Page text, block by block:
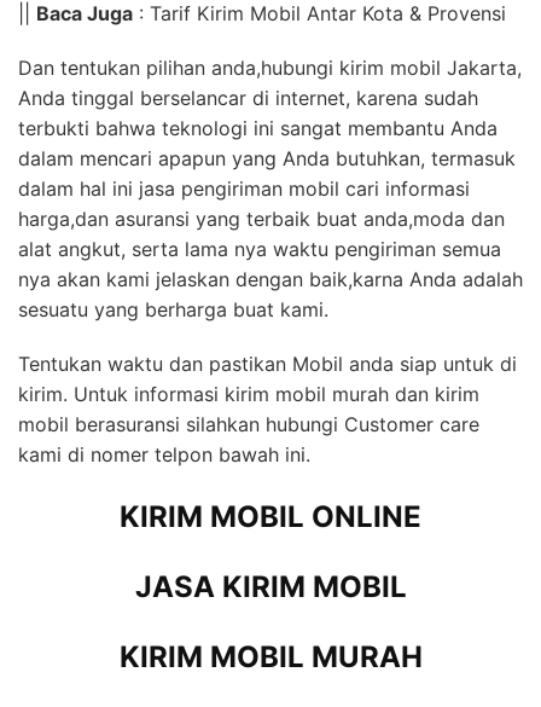
Baca Juga : Tarif Kirim Mobil Antar Kota & Provensi
Dan tentukan pilihan anda,hubungi kirim mobil Jakarta,
Anda tinggal berselancar di internet, karena sudah
terbukti bahwa teknologi ini sangat membantu Anda
dalam mencari apapun yang Anda butuhkan, termasuk
dalam hal ini jasa pengiriman mobil cari informasi
harga,dan asuransi yang terbaik buat anda,moda dan
alat angkut, serta lama nya waktu pengiriman semua
nya akan kami jelaskan dengan baik,karna Anda adalah
sesuatu yang berharga buat kami.
Tentukan waktu dan pastikan Mobil anda siap untuk di
kirim. Untuk informasi kirim mobil murah dan kirim
mobil berasuransi silahkan hubungi Customer care
kami di nomer telpon bawah ini.
KIRIM MOBIL ONLINE
JASA KIRIM MOBIL
KIRIM MOBIL MURAH